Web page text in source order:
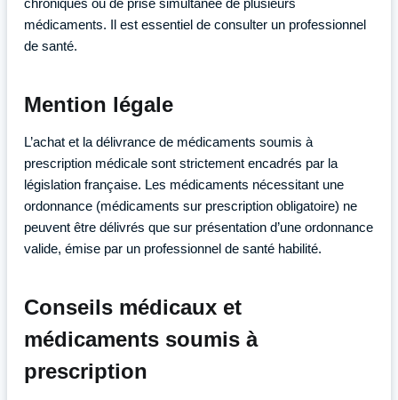
chroniques ou de prise simultanée de plusieurs
médicaments. Il est essentiel de consulter un professionnel
de santé.
Mention légale
L’achat et la délivrance de médicaments soumis à
prescription médicale sont strictement encadrés par la
législation française. Les médicaments nécessitant une
ordonnance (médicaments sur prescription obligatoire) ne
peuvent être délivrés que sur présentation d’une ordonnance
valide, émise par un professionnel de santé habilité.
Conseils médicaux et
médicaments soumis à
prescription